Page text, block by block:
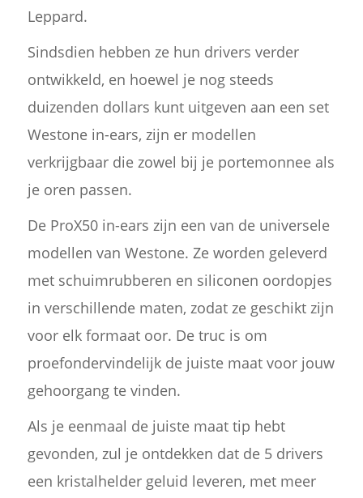
Leppard.
Sindsdien hebben ze hun drivers verder
ontwikkeld, en hoewel je nog steeds
duizenden dollars kunt uitgeven aan een set
Westone in-ears, zijn er modellen
verkrijgbaar die zowel bij je portemonnee als
je oren passen.
De ProX50 in-ears zijn een van de universele
modellen van Westone. Ze worden geleverd
met schuimrubberen en siliconen oordopjes
in verschillende maten, zodat ze geschikt zijn
voor elk formaat oor. De truc is om
proefondervindelijk de juiste maat voor jouw
gehoorgang te vinden.
Als je eenmaal de juiste maat tip hebt
gevonden, zul je ontdekken dat de 5 drivers
een kristalhelder geluid leveren, met meer